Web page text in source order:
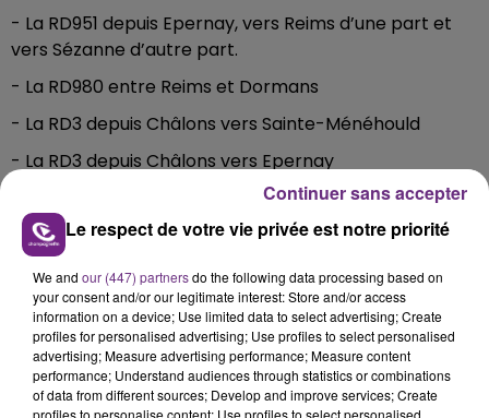
- La RD951 depuis Epernay, vers Reims d’une part et
vers Sézanne d’autre part.
- La RD980 entre Reims et Dormans
- La RD3 depuis Châlons vers Sainte-Ménéhould
- La RD3 depuis Châlons vers Epernay
- La RD5 depuis le périphérique de Châlons vers Fère-
Champenoise
- La RD933 depuis Châlons vers Montmirail
- La RD944 depuis la Veuve vers Reims - La RD977
depuis Châlons vers Sommesous
- La RD994 depuis Livry-Louvercy vers la Meuse
- La RD977 Châlons vers Suippes
Le respect de votre vie privée est notre priorité
We and our (447) partnersdo the following data processing based on
your consent and/or our legitimate interest: Store and/or access
information on a device; Use limited data to select advertising; Create
profiles for personalised advertising; Use profiles to select personalised
advertising; Measure advertising performance; Measure content
performance; Understand audiences through statistics or combinations
of data from different sources; Develop and improve services; Create
profiles to personalise content; Use profiles to select personalised
Continuer sans accepter